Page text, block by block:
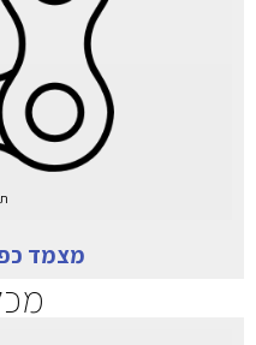
מצמד כפול 6